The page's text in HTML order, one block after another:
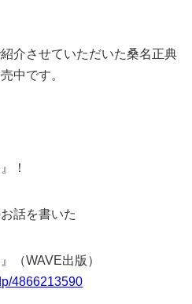
介させていただいた桑名正典
中です。
！
話を書いた
（WAVE出版）
4866213590